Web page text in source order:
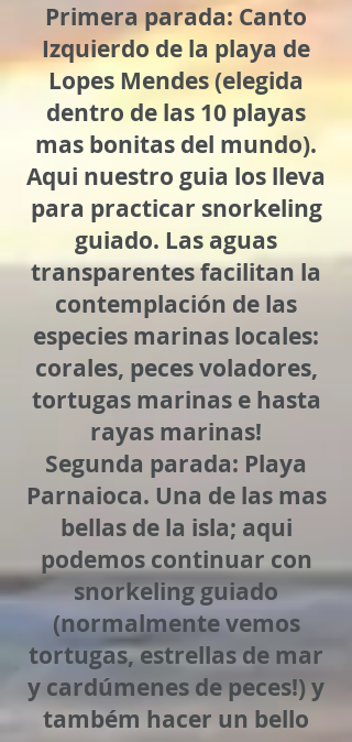
​Primera parada: Canto
Izquierdo de la playa de
Lopes Mendes (elegida
dentro de las 10 playas
mas bonitas del mundo).
Aqui nuestro guia los lleva
para practicar snorkeling
guiado. Las aguas
transparentes facilitan la
contemplación de las
especies marinas locales:
corales, peces voladores,
tortugas marinas e hasta
rayas marinas!
Segunda parada: Playa
Parnaioca. Una de las mas
bellas de la isla; aqui
podemos continuar con
snorkeling guiado
(normalmente vemos
tortugas, estrellas de mar
y cardúmenes de peces!) y
também hacer un bello